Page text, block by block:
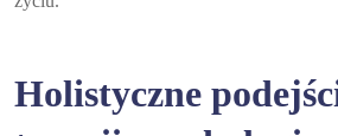
Holistyczne